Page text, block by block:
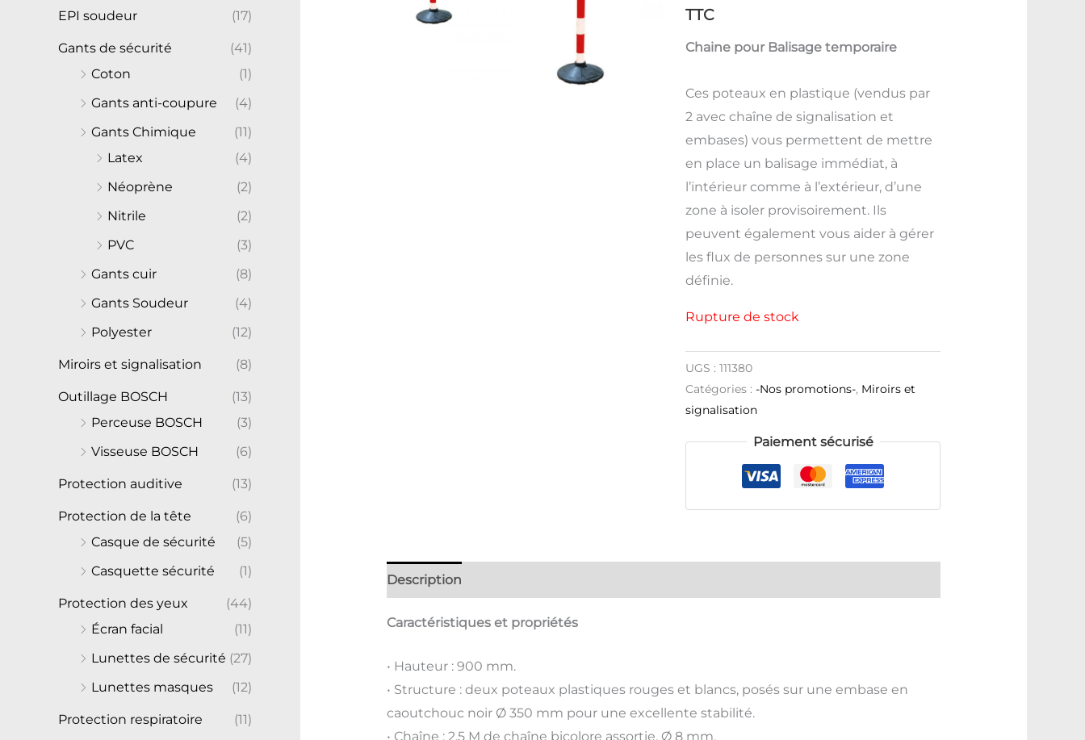
EPI soudeur (17)
Gants de sécurité
(41)
Coton
(1)
Gants anti-coupure
(4)
Gants Chimique
(11)
Latex
(4)
Néoprène
(2)
Nitrile
(2)
PVC
(3)
Gants cuir
(8)
Gants Soudeur
(4)
Polyester
(12)
Miroirs et signalisation (8)
Outillage BOSCH
(13)
Perceuse BOSCH
(3)
Visseuse BOSCH
(6)
Protection auditive (13)
Protection de la tête
(6)
Casque de sécurité
(5)
Casquette sécurité
(1)
Protection des yeux
(44)
Écran facial
(11)
Lunettes de sécurité (27)
Lunettes masques
(12)
Protection respiratoire (11)
TTC
Chaine pour Balisage temporaire
Ces poteaux en plastique (vendus par
2 avec chaîne de signalisation et
embases) vous permettent de mettre
en place un balisage immédiat, à
l’intérieur comme à l’extérieur, d’une
zone à isoler provisoirement. Ils
peuvent également vous aider à gérer
les flux de personnes sur une zone
définie.
Rupture de stock
UGS :111380
Catégories :-Nos promotions-, Miroirs et
signalisation
Paiement sécurisé
Description
Caractéristiques et propriétés
• Hauteur : 900 mm.
• Structure : deux poteaux plastiques rouges et blancs, posés sur une embase en
caoutchouc noir Ø 350 mm pour une excellente stabilité.
• Chaîne : 2,5 M de chaîne bicolore assortie, Ø 8 mm.